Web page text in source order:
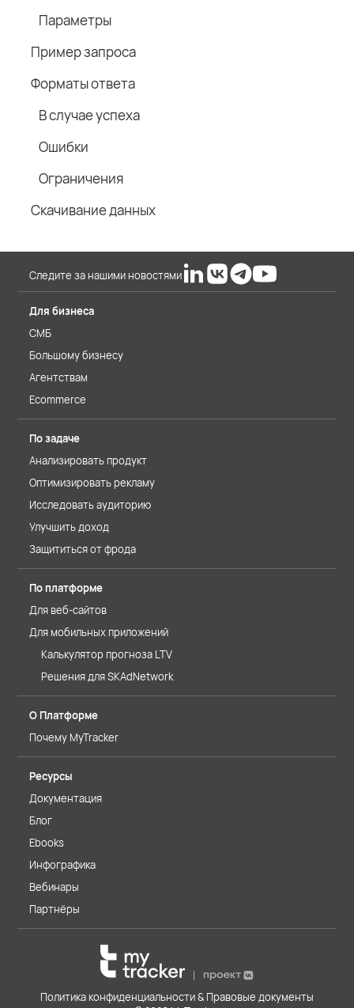
Параметры
Пример запроса
Форматы ответа
В случае успеха
Ошибки
Ограничения
Скачивание данных
Следите за нашими новостями
Для бизнеса
СМБ
Большому бизнесу
Агентствам
Ecommerce
По задаче
Анализировать продукт
Оптимизировать рекламу
Исследовать аудиторию
Улучшить доход
Защититься от фрода
По платформе
Для веб-сайтов
Для мобильных приложений
Калькулятор прогноза LTV
Решения для SKAdNetwork
О Платформе
Почему MyTracker
Ресурсы
Документация
Блог
Ebooks
Инфографика
Вебинары
Партнёры
Политика конфиденциальности & Правовые документы